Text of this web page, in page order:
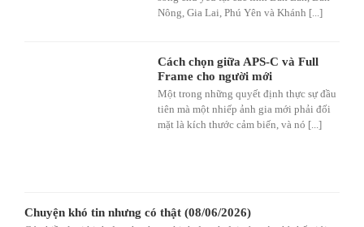
Nông, Gia Lai, Phú Yên và Khánh [...]
Cách chọn giữa APS-C và Full
Frame cho người mới
Một trong những quyết định thực sự đầu
tiên mà một nhiếp ảnh gia mới phải đối
mặt là kích thước cảm biến, và nó [...]
Chuyện khó tin nhưng có thật (08/06/2026)